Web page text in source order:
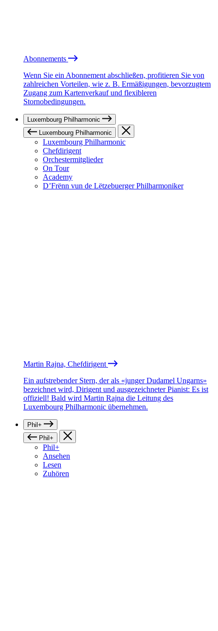
Abonnements
Wenn Sie ein Abonnement abschließen, profitieren Sie von
zahlreichen Vorteilen, wie z. B. Ermäßigungen, bevorzugtem
Zugang zum Kartenverkauf und flexibleren
Stornobedingungen.
Luxembourg Philharmonic
Luxembourg Philharmonic
Luxembourg Philharmonic
Chefdirigent
Orchestermitglieder
On Tour
Academy
D’Frënn vun de Lëtzebuerger Philharmoniker
Martin Rajna, Chefdirigent
Ein aufstrebender Stern, der als «junger Dudamel Ungarns»
bezeichnet wird, Dirigent und ausgezeichneter Pianist: Es ist
offiziell! Bald wird Martin Rajna die Leitung des
Luxembourg Philharmonic übernehmen.
Phil+
Phil+
Phil+
Ansehen
Lesen
Zuhören